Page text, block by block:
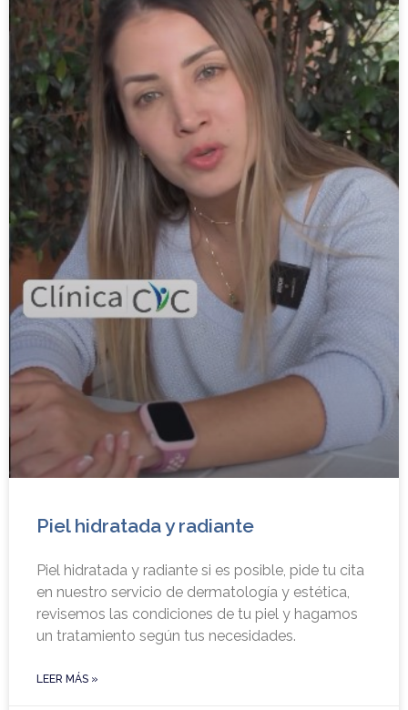
Piel hidratada y radiante
Piel hidratada y radiante si es posible, pide tu cita
en nuestro servicio de dermatología y estética,
revisemos las condiciones de tu piel y hagamos
un tratamiento según tus necesidades.
LEER MÁS »